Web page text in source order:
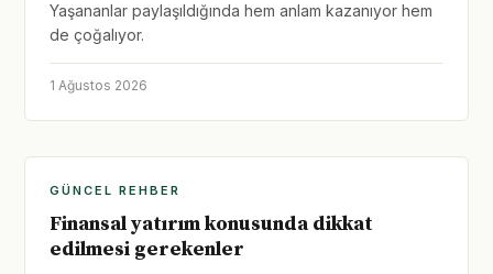
Yaşananlar paylaşıldığında hem anlam kazanıyor hem
de çoğalıyor.
1 Ağustos 2026
GÜNCEL REHBER
Finansal yatırım konusunda dikkat
edilmesi gerekenler